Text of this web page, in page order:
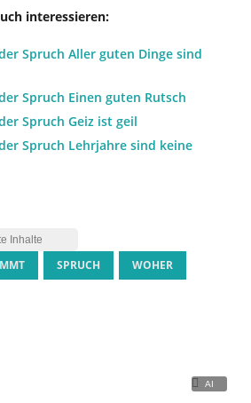
interessieren:
Spruch Aller guten Dinge sind
Spruch Einen guten Rutsch
Spruch Geiz ist geil
Spruch Lehrjahre sind keine
SPRUCH WOHER